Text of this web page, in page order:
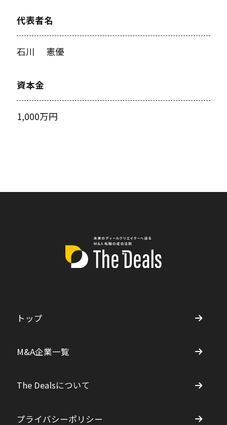
代表者名
石川 憲優
資本金
1,000万円
トップ
M&A企業一覧
The Dealsについて
プライバシーポリシー